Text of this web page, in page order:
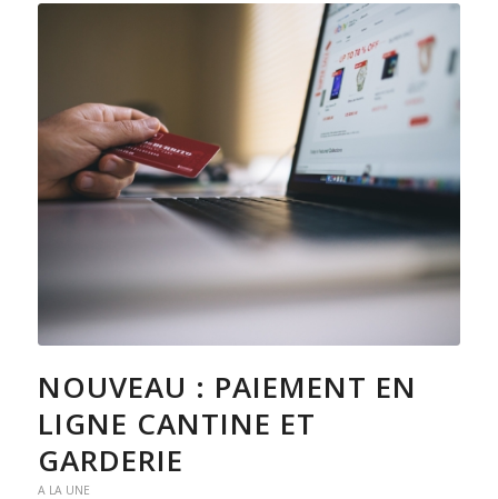
NOUVEAU : PAIEMENT EN
LIGNE CANTINE ET
GARDERIE
A LA UNE